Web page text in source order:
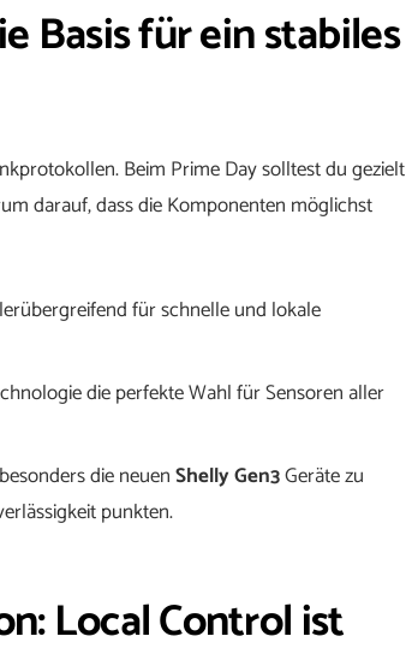
Basis für ein stabiles
Beim Prime Day solltest du gezielt
darauf, dass die Komponenten möglichst
für schnelle und lokale
die perfekte Wahl für Sensoren aller
die neuenShelly Gen3Geräte zu
punkten.
Local Control ist